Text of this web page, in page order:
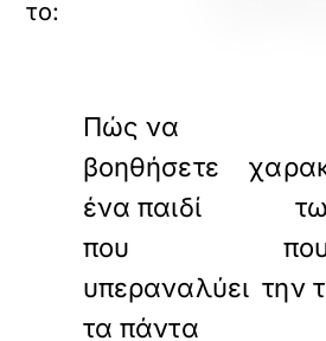
Πώς να
βοηθήσετε
ένα παιδί
που
υπεραναλύει
τα πάντα
την